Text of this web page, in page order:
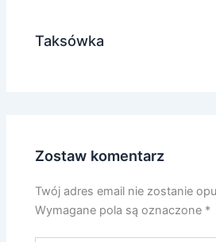
Taksówka
Zostaw komentarz
Twój adres email nie zostanie
Wymagane pola są oznaczone *